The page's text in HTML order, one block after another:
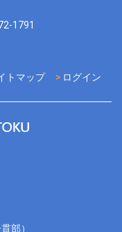
1791
ログイン
トマップ
部）